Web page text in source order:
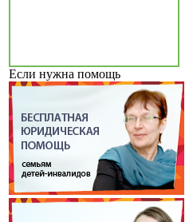
Если нужна помощь